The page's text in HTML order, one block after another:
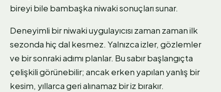
bireyi bile bambaşka niwaki sonuçları sunar.
Deneyimli bir niwaki uygulayıcısı zaman zaman ilk
sezonda hiç dal kesmez. Yalnızca izler, gözlemler
ve bir sonraki adımı planlar. Bu sabır başlangıçta
çelişkili görünebilir; ancak erken yapılan yanlış bir
kesim, yıllarca geri alınamaz bir iz bırakır.